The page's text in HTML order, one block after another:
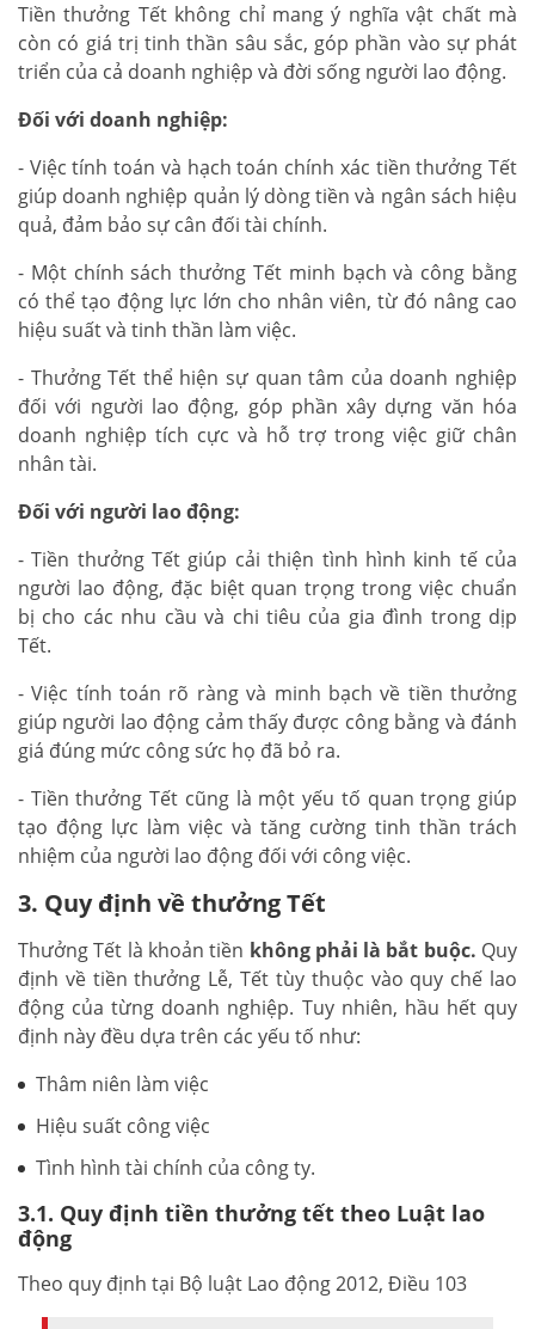
Tiền thưởng Tết không chỉ mang ý nghĩa vật chất mà
còn có giá trị tinh thần sâu sắc, góp phần vào sự phát
triển của cả doanh nghiệp và đời sống người lao động.
Đối với doanh nghiệp:
- Việc tính toán và hạch toán chính xác tiền thưởng Tết
giúp doanh nghiệp quản lý dòng tiền và ngân sách hiệu
quả, đảm bảo sự cân đối tài chính.
- Một chính sách thưởng Tết minh bạch và công bằng
có thể tạo động lực lớn cho nhân viên, từ đó nâng cao
hiệu suất và tinh thần làm việc.
- Thưởng Tết thể hiện sự quan tâm của doanh nghiệp
đối với người lao động, góp phần xây dựng văn hóa
doanh nghiệp tích cực và hỗ trợ trong việc giữ chân
nhân tài.
Đối với người lao động:
- Tiền thưởng Tết giúp cải thiện tình hình kinh tế của
người lao động, đặc biệt quan trọng trong việc chuẩn
bị cho các nhu cầu và chi tiêu của gia đình trong dịp
Tết.
- Việc tính toán rõ ràng và minh bạch về tiền thưởng
giúp người lao động cảm thấy được công bằng và đánh
giá đúng mức công sức họ đã bỏ ra.
- Tiền thưởng Tết cũng là một yếu tố quan trọng giúp
tạo động lực làm việc và tăng cường tinh thần trách
nhiệm của người lao động đối với công việc.
3. Quy định về thưởng Tết
Thưởng Tết là khoản tiền không phải là bắt buộc. Quy
định về tiền thưởng Lễ, Tết tùy thuộc vào quy chế lao
động của từng doanh nghiệp. Tuy nhiên, hầu hết quy
định này đều dựa trên các yếu tố như:
Thâm niên làm việc
Hiệu suất công việc
Tình hình tài chính của công ty.
3.1. Quy định tiền thưởng tết theo Luật lao
động
Theo quy định tại Bộ luật Lao động 2012, Điều 103